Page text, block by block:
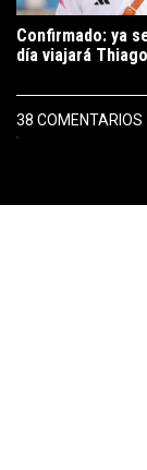
Confirmado: ya
día viajará
38 COMENTARIOS